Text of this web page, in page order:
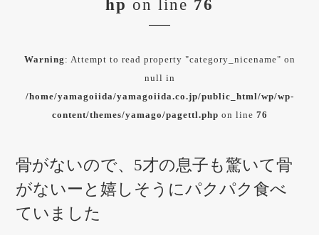
hp on line 76
Warning : Attempt to read property "category_nicename" on
null in
/home/yamagoiida/yamagoiida.co.jp/public_html/wp/wp-
content/themes/yamago/pagettl.php on line 76
骨がないので、5才の息子も驚いて骨
がないーと嬉しそうにパクパク食べ
ていました